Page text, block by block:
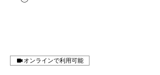
オンラインで利用可能